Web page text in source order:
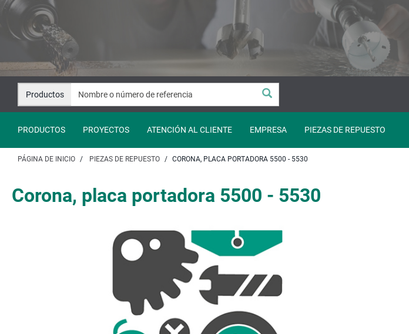
Saltar
contenido
Saltar
Productos
PRODUCTOS PROYECTOS ATENCIÓN AL CLIENTE EMPRESA PIEZAS DE REPUESTO
PÁGINA DE INICIO PIEZAS DE REPUESTO CORONA, PLACA PORTADORA 5500 - 5530
Corona, placa portadora 5500 - 5530